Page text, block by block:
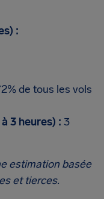
:
de tous les vols
3 heures) : 3
estimation basée
et tierces.